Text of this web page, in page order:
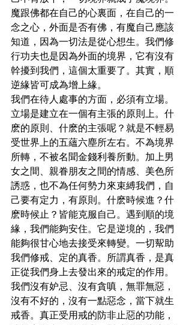
魔跟佛都在自己的心裏面，在自己的一
念之心，外面是否有佛，有魔自己應該
知道，因為一切法是從心想生。我們修
行功夫也是因為外面的境界，它有沒有
幹擾到我們，這個太重要了。其實，順
逆緣皆可成為增上緣。
我們在待人處事的方面，必須有立場。
立場是建立在一個有主張的原則上。什
麽的原則、什麽的主張呢？就是不輕易
受世界上的五蘊六塵所左右。不為境界
所轉，不被名聞金錢利養所動。加上男
女之間、親眷朋友之間的情感、美色所
誘惑，也不為任何勢力來束縛我們，自
己要有定力，有原則。什麽時候進？什
麽時候止？皆能克服自己。遇到順的境
緣，我們能夠安住。它是逆境的，我們
能夠很甘心地去接受來轉變。一切幚助
我們修戒、定的真香。所謂真香，是真
正從我們身上去發出來的戒定的作用。
我們沒有妒忌、沒有貪嗔，無罪無惡，
沒有不好的，沒有一點惡念，當下就生
戒香。真正受用戒的防非止惡的功能，